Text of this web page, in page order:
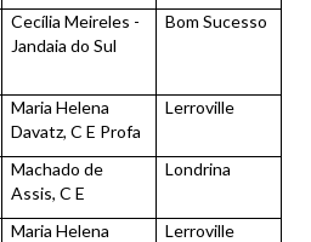
Cecília Meireles -
Jandaia do Sul
Bom Sucesso
Maria Helena
Davatz, C E Profa
Lerroville
Machado de
Assis, C E
Londrina
Maria Helena
Lerroville